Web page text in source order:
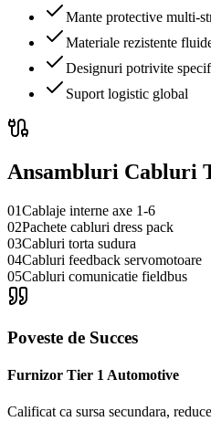
Mante protective multi-
Materiale rezistente
Designuri potrivite
Suport logistic global
Ansambluri Cabluri
01Cablaje interne axe 1-6
02Pachete cabluri dress pack
03Cabluri torta sudura
04Cabluri feedback servomotoare
05Cabluri comunicatie fieldbus
Poveste de Succes
Furnizor Tier 1 Automotive
Calificat ca sursa secundara,